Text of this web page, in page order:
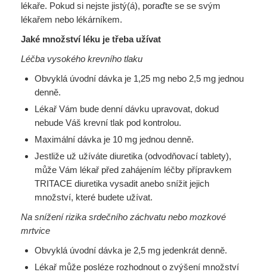
lékaře. Pokud si nejste jistý(á), poraďte se se svým
lékařem nebo lékárníkem.
Jaké množství léku je třeba užívat
Léčba vysokého krevního tlaku
Obvyklá úvodní dávka je 1,25 mg nebo 2,5 mg jednou
denně.
Lékař Vám bude denní dávku upravovat, dokud
nebude Váš krevní tlak pod kontrolou.
Maximální dávka je 10 mg jednou denně.
Jestliže už užíváte diuretika (odvodňovací tablety),
může Vám lékař před zahájením léčby přípravkem
TRITACE diuretika vysadit anebo snížit jejich
množství, které budete užívat.
Na snížení rizika srdečního záchvatu nebo mozkové
mrtvice
Obvyklá úvodní dávka je 2,5 mg jedenkrát denně.
Lékař může posléze rozhodnout o zvýšení množství